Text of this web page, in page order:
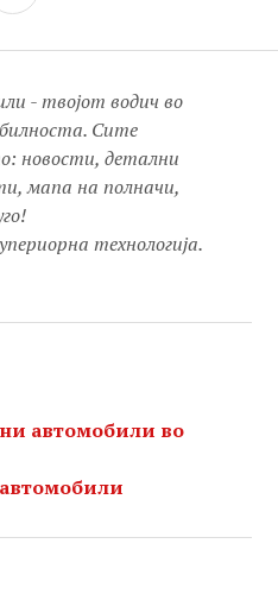
- твојот водич во
Сите
новости, детални
мапа на полначи,
технологија.
автомобили во